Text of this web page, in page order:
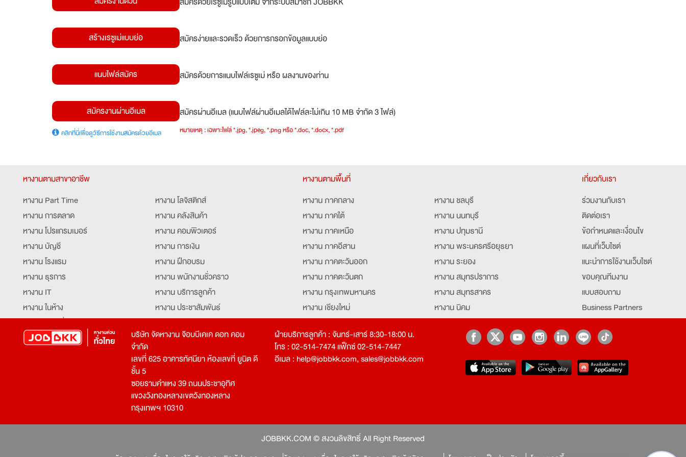
สร้างเรซูเม่แบบย่อ สมัครง่ายและรวดเร็ว ด้วยการกรอกข้อมูลแบบย่อ
แนบไฟล์สมัคร สมัครด้วยการแนบไฟล์เรซูเม่ หรือ ผลงานของท่าน
สมัครงานผ่านอีเมล
คลิกที่นี่เพื่อดูวิธีการใช้งานสมัครด้วยอีเมล
สมัครผ่านอีเมล (แนบไฟล์ผ่านอีเมลได้ไฟล์ละไม่เกิน 10 MB จำกัด 3 ไฟล์)
หมายเหตุ : เฉพาะไฟล์ *.jpg, *.jpeg, *.png หรือ *.doc, *.docx, *.pdf
หางานตามสาขาอาชีพ
หางาน Part Time
หางาน การตลาด
หางาน โปรแกรมเมอร์
หางาน บัญชี
หางาน โรงแรม
หางาน ธุรการ
หางาน IT
หางาน ในห้าง
หางาน จัดซื้อ
หางาน เจ้าหน้าที่รักษาความปลอดภัย
หางาน โลจิสติกส์
หางาน คลังสินค้า
หางาน คอมพิวเตอร์
หางาน การเงิน
หางาน ฝึกอบรม
หางาน พนักงานชั่วคราว
หางาน บริการลูกค้า
หางาน ประชาสัมพันธ์
หางาน ประสานงาน
หางาน จองตั๋ว
หางาน กุ๊ก
หางาน นักศึกษาฝึกงาน
หางาน Mobile Application
Developer
หางานตามพื้นที่
หางาน ภาคกลาง
หางาน ภาคใต้
หางาน ภาคเหนือ
หางาน ภาคอีสาน
หางาน ภาคตะวันออก
หางาน ภาคตะวันตก
หางาน กรุงเทพมหานคร
หางาน เชียงใหม่
หางาน ชลบุรี
หางาน นนทบุรี
หางาน ปทุมธานี
หางาน พระนครศรีอยุธยา
หางาน ระยอง
หางาน สมุทรปราการ
หางาน สมุทรสาคร
หางาน นิคม
เกี่ยวกับเรา
ร่วมงานกับเรา
ติดต่อเรา
ข้อกำหนดและเงื่อนไข
แผนที่เว็บไซต์
แนะนำการใช้งานเว็บไซต์
ขอบคุณทีมงาน
แบบสอบถาม
Business Partners
Job Index
job
บริษัท จัดหางาน จ๊อบบีเคเค ดอท คอม
จำกัด
เลขที่ 625 อาคารทัศนียา ห้องเลขที่ ยูนิต ดี
ชั้น 5
ซอยรามคำแหง 39 ถนนประชาอุทิศ
แขวงวังทองหลางเขตวังทองหลาง
กรุงเทพฯ 10310
ฝ่ายบริการลูกค้า : จันทร์-เสาร์ 8:30-18:00 น.
โทร : 02-514-7474 แฟ็กซ์ 02-514-7447
อีเมล : help@jobbkk.com,sales@jobbkk.com
JOBBKK.COM © สงวนลิขสิทธิ์ All Right Reserved